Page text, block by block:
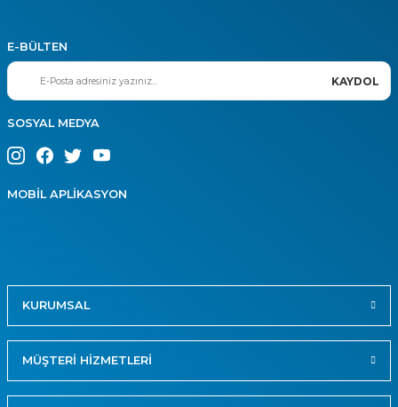
E-BÜLTEN
KAYDOL
SOSYAL MEDYA
MOBİL APLİKASYON
KURUMSAL
MÜŞTERİ HİZMETLERİ